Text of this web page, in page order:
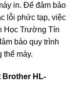
in. Để đảm bảo
lỗi phức tạp, việc
Học Trường Tín
bảo quy trình
thể máy.
Brother HL-